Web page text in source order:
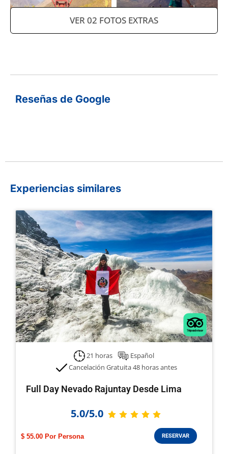
VER 02 FOTOS EXTRAS
Reseñas de Google
Experiencias similares
21 horas
Español
Cancelación Gratuita 48 horas antes
Full Day Nevado Rajuntay Desde Lima
5.0/5.0
$ 55.00 RESERVAR